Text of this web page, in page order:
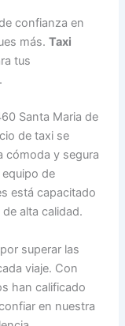
confianza en
más.Taxi
tus
Santa Maria de
de taxi se
cómoda y segura
de
está capacitado
alta calidad.
superar las
viaje. Con
han calificado
en nuestra